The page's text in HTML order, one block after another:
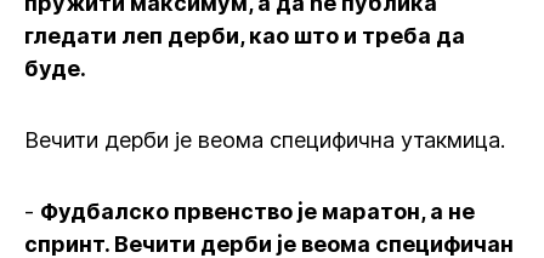
гледати леп дерби, као што и треба да
буде.
Вечити дерби је веома специфична утакмица.
- Фудбалско првенство је маратон, а не
спринт. Вечити дерби је веома специфичан